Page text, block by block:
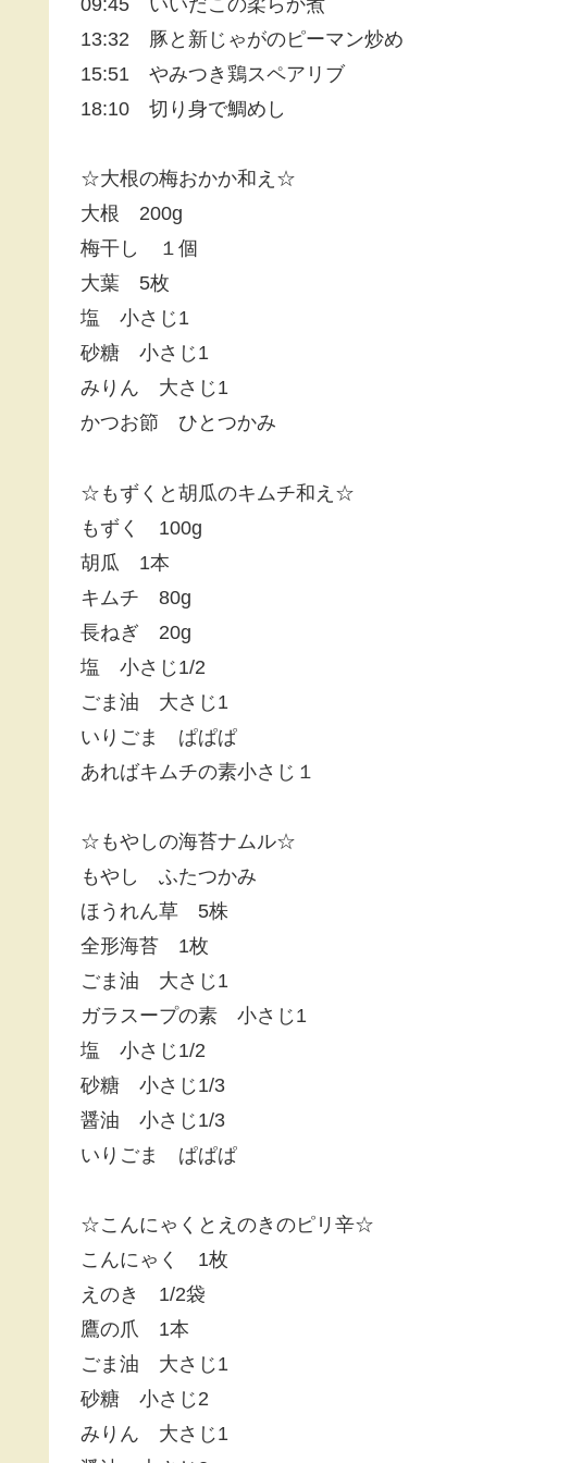
13:32 豚と新じゃがのピーマン炒め
15:51 やみつき鶏スペアリブ
18:10 切り身で鯛めし
☆大根の梅おかか和え☆
大根 200g
梅干し １個
大葉 5枚
塩 小さじ1
砂糖 小さじ1
みりん 大さじ1
かつお節 ひとつかみ
☆もずくと胡瓜のキムチ和え☆
もずく 100g
胡瓜 1本
キムチ 80g
長ねぎ 20g
塩 小さじ1/2
ごま油 大さじ1
いりごま ぱぱぱ
あればキムチの素小さじ１
☆もやしの海苔ナムル☆
もやし ふたつかみ
ほうれん草 5株
全形海苔 1枚
ごま油 大さじ1
ガラスープの素 小さじ1
塩 小さじ1/2
砂糖 小さじ1/3
醤油 小さじ1/3
いりごま ぱぱぱ
☆こんにゃくとえのきのピリ辛☆
こんにゃく 1枚
えのき 1/2袋
鷹の爪 1本
ごま油 大さじ1
砂糖 小さじ2
みりん 大さじ1